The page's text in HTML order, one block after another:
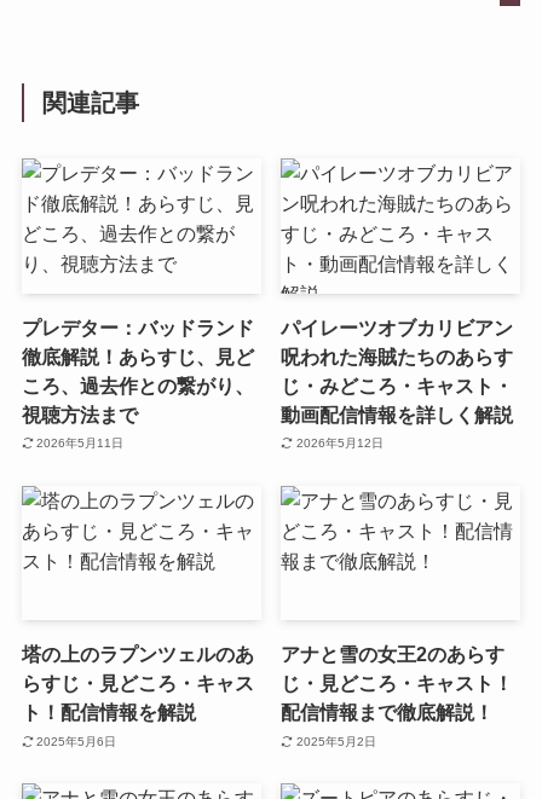
関連記事
プレデター：バッドランド
徹底解説！あらすじ、見ど
ころ、過去作との繋がり、
視聴方法まで
2026年5月11日
パイレーツオブカリビアン
呪われた海賊たちのあらす
じ・みどころ・キャスト・
動画配信情報を詳しく解説
2026年5月12日
塔の上のラプンツェルのあ
らすじ・見どころ・キャス
ト！配信情報を解説
2025年5月6日
アナと雪の女王2のあらす
じ・見どころ・キャスト！
配信情報まで徹底解説！
2025年5月2日